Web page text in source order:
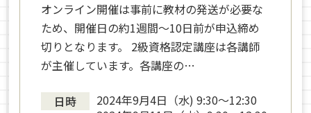
オンライン開催は事前に教材の発送が必要な
ため、開催日の約1週間～10日前が申込締め
切りとなります。 2級資格認定講座は各講師
が主催しています。各講座の…
日時
2024年9月4日（水) 9:30〜12:30